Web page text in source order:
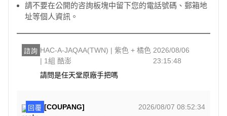
請不要在公開的咨詢板塊中留下您的電話號碼、郵箱地
址等個人資訊。
諮詢 HAC-A-JAQAA(TWN) | 紫色 + 橘色
| 1組 酷澎
2026/08/06
23:15:48
請問是任天堂原廠手把嗎
回覆 [COUPANG]
2026/08/07 08:52:34